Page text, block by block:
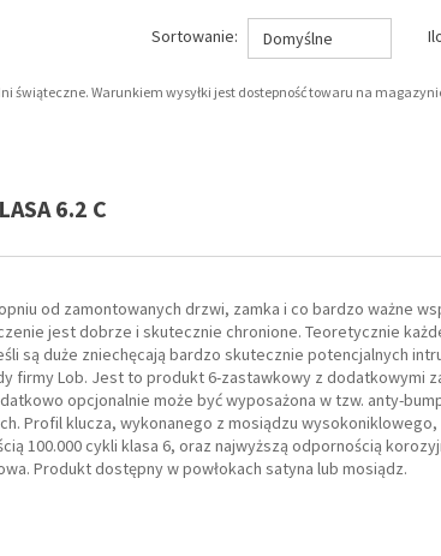
Sortowanie: Domyślne
świąteczne. Warunkiem wysyłki jest dostepność towaru na
6.2 C
od zamontowanych drzwi, zamka i co bardzo ważne
jest dobrze i skutecznie chronione. Teoretycznie
są duże zniechęcają bardzo skutecznie potencjalnych
firmy Lob. Jest to produkt 6-zastawkowy z dodatkowymi
opcjonalnie może być wyposażona w tzw. anty-
Profil klucza, wykonanego z mosiądzu wysokoniklowego,
100.000 cykli klasa 6, oraz najwyższą odpornością
Produkt dostępny w powłokach satyna lub mosiądz.